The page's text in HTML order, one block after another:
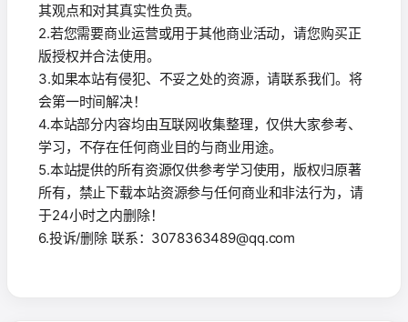
其观点和对其真实性负责。
2.若您需要商业运营或用于其他商业活动，请您购买正
版授权并合法使用。
3.如果本站有侵犯、不妥之处的资源，请联系我们。将
会第一时间解决！
4.本站部分内容均由互联网收集整理，仅供大家参考、
学习，不存在任何商业目的与商业用途。
5.本站提供的所有资源仅供参考学习使用，版权归原著
所有，禁止下载本站资源参与任何商业和非法行为，请
于24小时之内删除！
6.投诉/删除 联系：3078363489@qq.com